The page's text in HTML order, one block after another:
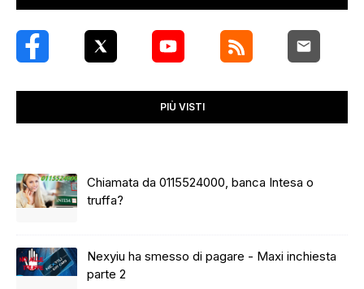
PIÙ VISTI
Chiamata da 0115524000, banca Intesa o
truffa?
Nexyiu ha smesso di pagare - Maxi inchiesta
parte 2